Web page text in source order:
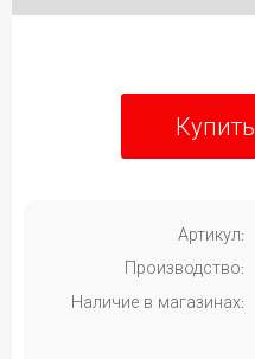
Купить
Артикул:
Производство:
Наличие в магазинах: